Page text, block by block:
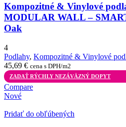
Kompozitné & Vinylové
MODULAR WALL –
Oak
4
Podlahy, Kompozitné & Vinylové
45,69 € cena s DPH/m2
ZADAŤ RÝCHLY NEZÁVÄZNÝ DOPYT
Compare
Nové
Pridať do obľúbených